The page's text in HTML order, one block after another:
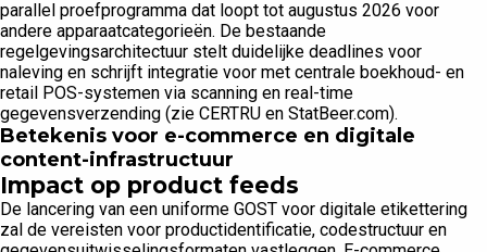
parallel proefprogramma dat loopt tot augustus 2026 voor
andere apparaatcategorieën. De bestaande
regelgevingsarchitectuur stelt duidelijke deadlines voor
naleving en schrijft integratie voor met centrale boekhoud- en
retail POS-systemen via scanning en real-time
gegevensverzending (zie CERTRU en StatBeer.com).
Betekenis voor e-commerce en digitale
content-infrastructuur
Impact op product feeds
De lancering van een uniforme GOST voor digitale etikettering
zal de vereisten voor productidentificatie, codestructuur en